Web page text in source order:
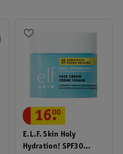
E.l.f. Skin Holy
Hydration! SPF30
16.
00